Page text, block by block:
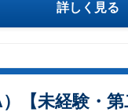
詳しく見る
【未経験・